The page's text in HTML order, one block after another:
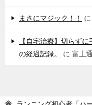
まさにマジック！！ に
【自宅治療】切らず
の経過記録。
に 富土通